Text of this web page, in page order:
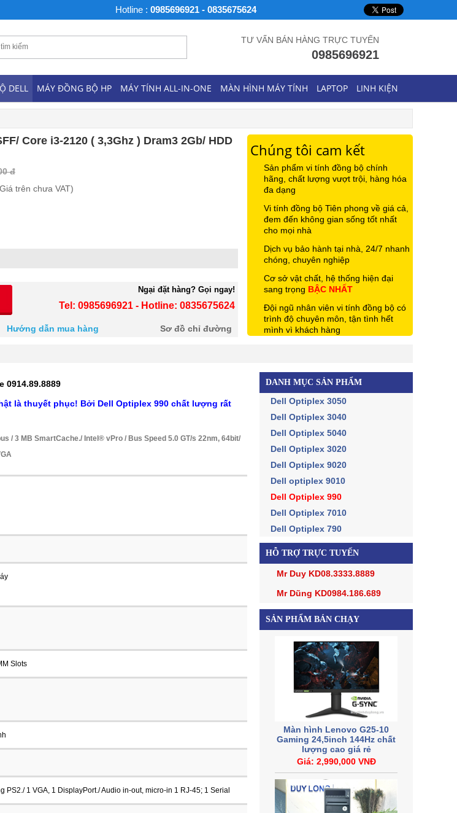
TƯ VẤN BÁN HÀNG TRỰC TUYẾN
0985696921
DELL MÁY ĐỒNG BỘ HP MÁY TÍNH ALL-IN-ONE MÀN HÌNH MÁY TÍNH LAPTOP LINH KIỆN
Core i3-2120 ( 3,3Ghz ) Dram3 2Gb/ HDD
đ
trên chưa VAT)
Ngại đặt hàng? Gọi ngay!
Tel: 0985696921 - Hotline: 0835675624
Hướng dẫn mua hàng Sơ đồ chỉ đường
Chúng tôi cam kết
Sản phẩm vi tính đồng bộ chính
hãng, chất lượng vượt trội, hàng hóa
đa dạng
Vi tính đồng bộ Tiên phong về giá cả,
đem đến không gian sống tốt nhất
cho mọi nhà
Dịch vụ bảo hành tại nhà, 24/7 nhanh
chóng, chuyên nghiệp
Cơ sở vật chất, hệ thống hiện đại
sang trọng BẬC NHẤT
Đội ngũ nhân viên vi tính đồng bộ có
trình độ chuyên môn, tận tình hết
mình vì khách hàng
0914.89.8889
là thuyết phục! Bởi Dell Optiplex 990 chất lượng rất
/ 3 MB SmartCache./ Intel® vPro / Bus Speed 5.0 GT/s 22nm, 64bit/
Slots
PS2./ 1 VGA, 1 DisplayPort./ Audio in-out, micro-in 1 RJ-45; 1 Serial
DANH MỤC SẢN PHẨM
Dell Optiplex 3050
Dell Optiplex 3040
Dell Optiplex 5040
Dell Optiplex 3020
Dell Optiplex 9020
Dell optiplex 9010
Dell Optiplex 990
Dell Optiplex 7010
Dell Optiplex 790
HỖ TRỢ TRỰC TUYẾN
Mr Duy KD08.3333.8889
Mr Dũng KD0984.186.689
SẢN PHẨM BÁN CHẠY
Màn hình Lenovo G25-10
Gaming 24,5inch 144Hz chất
lượng cao giá rẻ
Giá: 2,990,000 VNĐ
Hotline : 0985696921 - 0835675624